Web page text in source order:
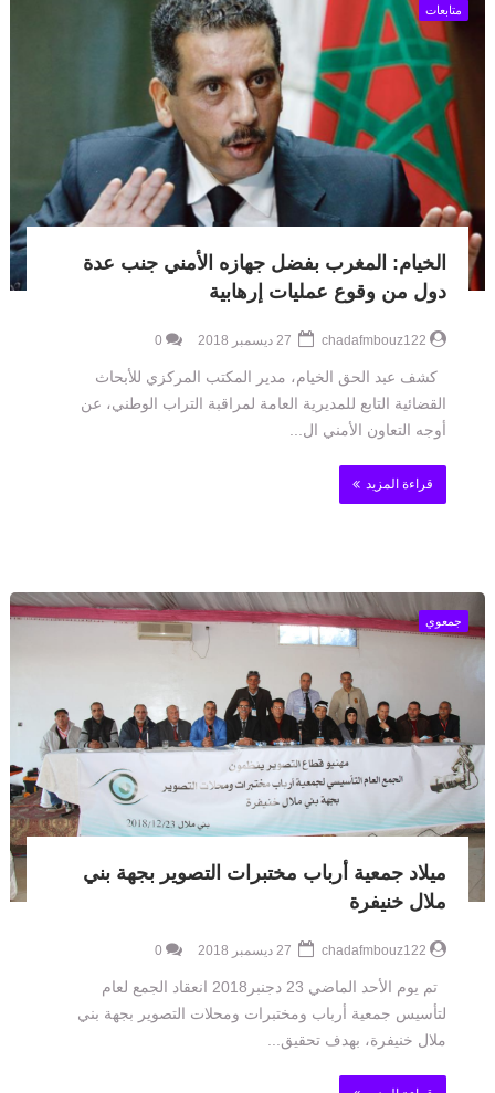
متابعات
الخيام: المغرب بفضل جهازه الأمني جنب عدة
دول من وقوع عمليات إرهابية
chadafmbouz122
0
كشف عبد الحق الخيام، مدير المكتب المركزي للأبحاث
القضائية التابع للمديرية العامة لمراقبة التراب الوطني، عن
أوجه التعاون الأمني ال...
قراءة المزيد
جمعوي
ميلاد جمعية أرباب مختبرات التصوير بجهة بني
ملال خنيفرة
chadafmbouz122
0
تم يوم الأحد الماضي 23 دجنبر2018 انعقاد الجمع لعام
لتأسيس جمعية أرباب ومختبرات ومحلات التصوير بجهة بني
ملال خنيفرة، بهدف تحقيق...